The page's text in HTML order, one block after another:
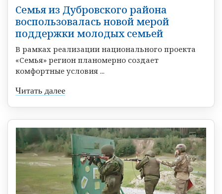
Семья из Дубровского района
воспользовалась новой мерой
поддержки молодых семьей
В рамках реализации национального проекта
«Семья» регион планомерно создает
комфортные условия ...
Читать далее